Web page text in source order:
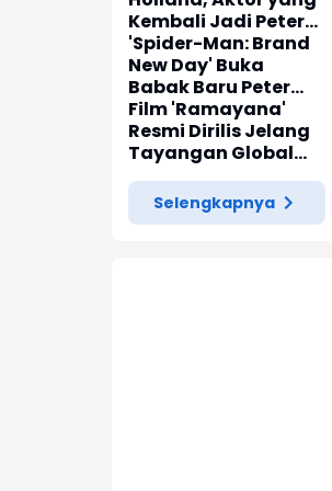
Kembali Jadi Peter
Parker di 'Spider-
Man: Brand New Day'
'Spider-Man: Brand
New Day' Buka
Babak Baru Peter
Parker di Marvel
Cinematic Universe
Film 'Ramayana'
Resmi Dirilis Jelang
Tayangan Global
pada November
2026
Selengkapnya